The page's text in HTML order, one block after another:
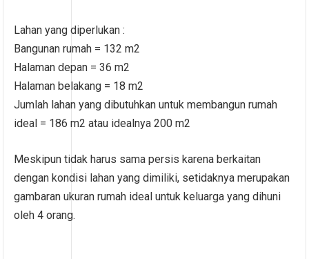
Lahan yang diperlukan :
Bangunan rumah = 132 m2
Halaman depan = 36 m2
Halaman belakang = 18 m2
Jumlah lahan yang dibutuhkan untuk membangun rumah
ideal = 186 m2 atau idealnya 200 m2
Meskipun tidak harus sama persis karena berkaitan
dengan kondisi lahan yang dimiliki, setidaknya merupakan
gambaran ukuran rumah ideal untuk keluarga yang dihuni
oleh 4 orang.